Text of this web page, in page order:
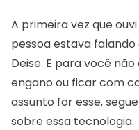
A primeira vez que
pessoa estava
Deise. E para você
engano ou ficar com
assunto for esse,
sobre essa tecnologia.